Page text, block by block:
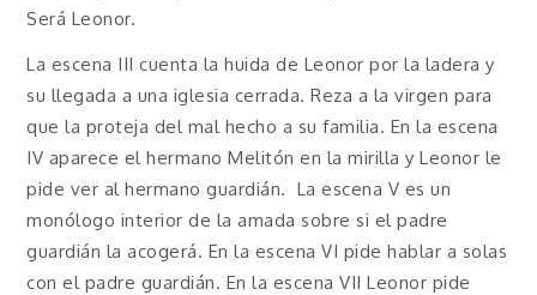
Será Leonor.
La escena III cuenta la huida de Leonor por la ladera y
su llegada a una iglesia cerrada. Reza a la virgen para
que la proteja del mal hecho a su familia. En la escena
IV aparece el hermano Melitón en la mirilla y Leonor le
pide ver al hermano guardián. La escena V es un
monólogo interior de la amada sobre si el padre
guardián la acogerá. En la escena VI pide hablar a solas
con el padre guardián. En la escena VII Leonor pide